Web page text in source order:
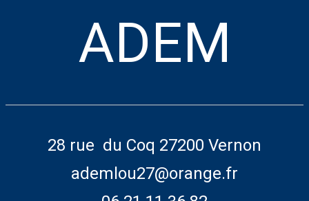
ADEM
28 rue du Coq 27200 Vernon
ademlou27@orange.fr